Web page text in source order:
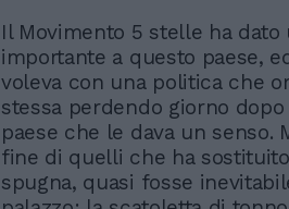
Il Movimento 5 stelle ha dato
importante a questo paese,
voleva con una politica che
stessa perdendo giorno
paese che le dava un senso.
fine di quelli che ha
spugna, quasi fosse